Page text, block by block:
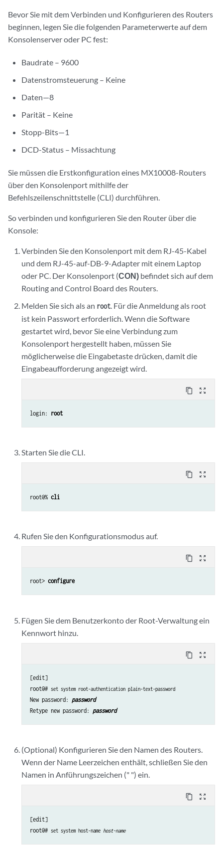
Bevor Sie mit dem Verbinden und Konfigurieren des Routers
beginnen, legen Sie die folgenden Parameterwerte auf dem
Konsolenserver oder PC fest:
Baudrate – 9600
Datenstromsteuerung – Keine
Daten—8
Parität – Keine
Stopp-Bits—1
DCD-Status – Missachtung
Sie müssen die Erstkonfiguration eines MX10008-Routers
über den Konsolenport mithilfe der
Befehlszeilenschnittstelle (CLI) durchführen.
So verbinden und konfigurieren Sie den Router über die
Konsole:
Verbinden Sie den Konsolenport mit dem RJ-45-Kabel
und dem RJ-45-auf-DB-9-Adapter mit einem Laptop
oder PC. Der Konsolenport (CON) befindet sich auf dem
Routing and Control Board des Routers.
Melden Sie sich als an root. Für die Anmeldung als root
ist kein Passwort erforderlich. Wenn die Software
gestartet wird, bevor Sie eine Verbindung zum
Konsolenport hergestellt haben, müssen Sie
möglicherweise die Eingabetaste drücken, damit die
Eingabeaufforderung angezeigt wird.
content_copy zoom_out_map
login: root
Starten Sie die CLI.
content_copy zoom_out_map
root@% cli
Rufen Sie den Konfigurationsmodus auf.
content_copy zoom_out_map
root> configure
Fügen Sie dem Benutzerkonto der Root-Verwaltung ein
Kennwort hinzu.
content_copy zoom_out_map
[edit]
root@# set system root-authentication plain-text-password
New password: password
Retype new password: password
(Optional) Konfigurieren Sie den Namen des Routers.
Wenn der Name Leerzeichen enthält, schließen Sie den
Namen in Anführungszeichen (" ") ein.
content_copy zoom_out_map
[edit]
root@# set system host-name host-name